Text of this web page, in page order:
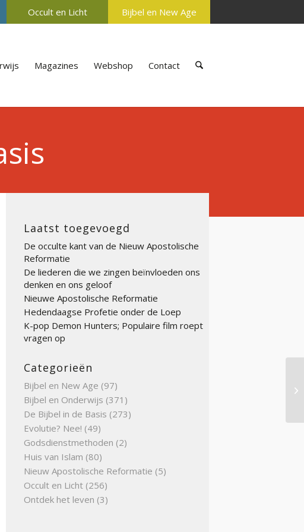
Occult en Licht Bijbel en New Age
Magazines Webshop Contact
Laatst toegevoegd
De occulte kant van de Nieuw Apostolische
Reformatie
De liederen die we zingen beïnvloeden ons
denken en ons geloof
Nieuwe Apostolische Reformatie
Hedendaagse Profetie onder de Loep
K-pop Demon Hunters; Populaire film roept
vragen op
Categorieën
Bijbel en New Age (97)
Bijbel en Onderwijs (371)
De Bijbel in de Basis (273)
Evolutie? Nee! (49)
Godsdienstmethoden (2)
Huis van Islam (80)
Nieuw Apostolische Reformatie (5)
Occult en Licht (256)
Ontdek het leven (3)